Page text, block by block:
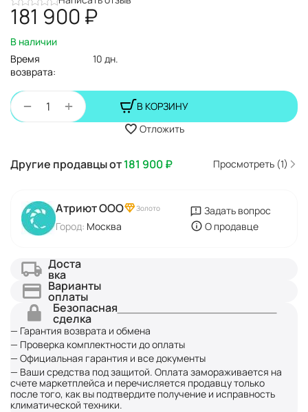
181 900₽
В наличии
Время
возврата:
10 дн.
+
−
В КОРЗИНУ
Отложить
Другие продавцы от181 900₽ Просмотреть (1)
Атриют ООО Золото
Город: Москва
Задать вопрос
О продавце
Доста
вка
Варианты
оплаты
Безопасная
сделка
— Гарантия возврата и обмена
— Проверка комплектности до оплаты
— Официальная гарантия и все документы
— Ваши средства под защитой. Оплата замораживается на
счете маркетплейса и перечисляется продавцу только
после того, как вы подтвердите получение и исправность
климатической техники.